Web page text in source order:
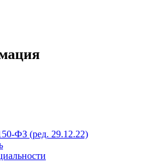
ФЗ (ред. 29.12.22)